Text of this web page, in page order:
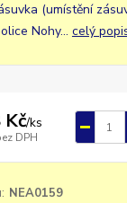
(umístění
Nohy... celý
Kč/ks
DPH
NEA0159